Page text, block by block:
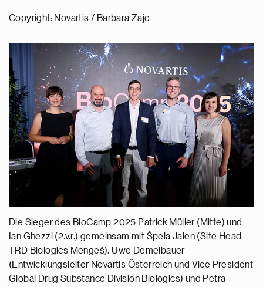
Copyright: Novartis / Barbara Zajc
Die Sieger des BioCamp 2025 Patrick Müller (Mitte) und
Ian Ghezzi (2.v.r.) gemeinsam mit Špela Jalen (Site Head
TRD Biologics Mengeš), Uwe Demelbauer
(Entwicklungsleiter Novartis Österreich und Vice President
Global Drug Substance Division Biologics) und Petra